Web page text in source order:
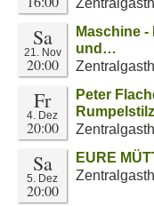
Sa
21. Nov
20:00
Maschine
und…
Fr
4. Dez
20:00
Peter
Sa
5. Dez
20:00
EURE